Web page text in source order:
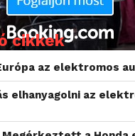
cikkek
az elektromos
elhanyagolni az